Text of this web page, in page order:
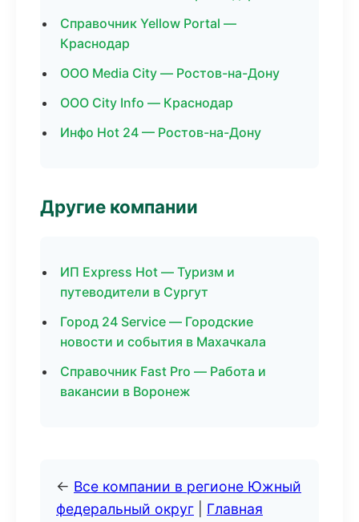
Справочник Yellow Portal —
Краснодар
ООО Media City — Ростов-на-Дону
ООО City Info — Краснодар
Инфо Hot 24 — Ростов-на-Дону
Другие компании
ИП Express Hot — Туризм и
путеводители в Сургут
Город 24 Service — Городские
новости и события в Махачкала
Справочник Fast Pro — Работа и
вакансии в Воронеж
← Все компании в регионе Южный
федеральный округ
Главная